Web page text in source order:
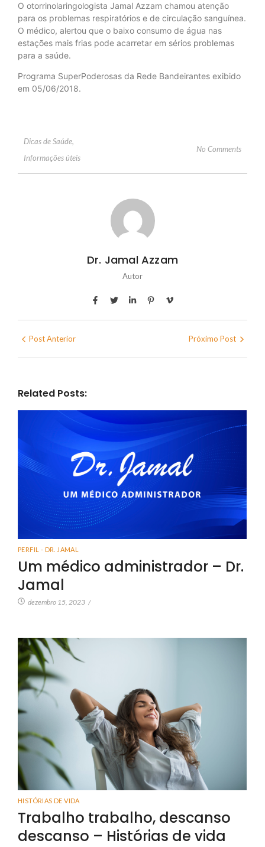
O otorrinolaringologista Jamal Azzam chamou atenção
para os problemas respiratórios e de circulação sanguínea.
O médico, alertou que o baixo consumo de água nas
estações mais frias pode acarretar em sérios problemas
para a saúde.
Programa SuperPoderosas da Rede Bandeirantes exibido
em 05/06/2018.
Dicas de Saúde,
Informações úteis
No Comments
Dr. Jamal Azzam
Autor
Post Anterior Próximo Post
Related Posts:
PERFIL - DR. JAMAL
Um médico administrador – Dr.
Jamal
dezembro 15, 2023 /
HISTÓRIAS DE VIDA
Trabalho trabalho, descanso
descanso – Histórias de vida